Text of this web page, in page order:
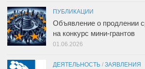
ПУБЛИКАЦИИ
Объявление о продлении
на конкурс мини-грантов
01.06.2026
ДЕЯТЕЛЬНОСТЬ / ЗАЯВЛЕНИЯ